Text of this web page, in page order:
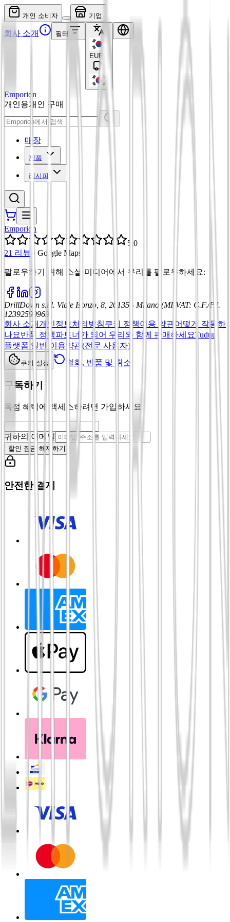
개인 소비자 기업
회사 소개 필터
EUR
Emporion
개인용개인 구매
매장
제품
레시피
Emporion
5.0
21 리뷰 · Google Maps
팔로우하기 위해 소셜 미디어에서 우리를 팔로우하세요:
DrillDown s.r.l. Viale Isonzo, 8, 20135 - Milano (MI) VAT: C.F./P.I.
12392590969
회사 소개개인정보처리방침쿠키 정책이용 약관 어떻게 작동하
나요반품 정책파트너가 되어 우리와 함께 판매하세요Tuduu
플랫폼 일반 이용약관(전문 사용자)
쿠키 설정 철회, 반품 및 취소
구독하기
독점 혜택에 액세스하려면 가입하세요
귀하의 이메일
할인 잠금 해제하기
안전한 결제